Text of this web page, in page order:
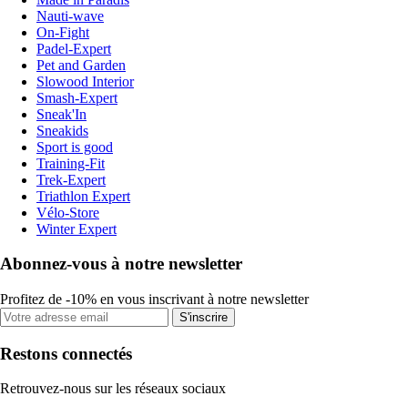
Nauti-wave
On-Fight
Padel-Expert
Pet and Garden
Slowood Interior
Smash-Expert
Sneak'In
Sneakids
Sport is good
Training-Fit
Trek-Expert
Triathlon Expert
Vélo-Store
Winter Expert
Abonnez-vous à notre newsletter
Profitez de -10% en vous inscrivant à notre newsletter
S'inscrire
Restons connectés
Retrouvez-nous sur les réseaux sociaux